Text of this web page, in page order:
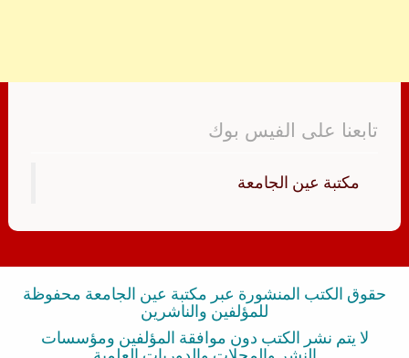
تابعنا على الفيس بوك
‏مكتبة عين الجامعة‏
حقوق الكتب المنشورة عبر مكتبة عين الجامعة محفوظة
للمؤلفين والناشرين
لا يتم نشر الكتب دون موافقة المؤلفين ومؤسسات